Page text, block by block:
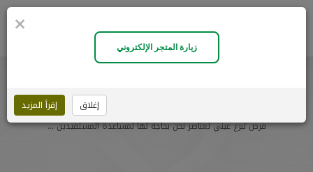
فرص التبرع العيني
فرص تبرع عيني لعناصر نحن بحاجة لها لمساعدة المستفيدين ...
×
زيارة المتجر الإلكتروني
إغلاق إقرأ المزيد